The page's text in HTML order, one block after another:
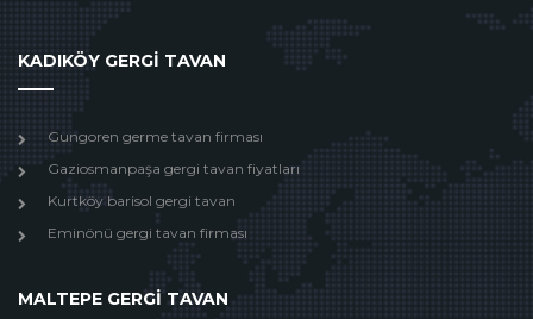
KADIKÖY GERGİ TAVAN
Gungoren germe tavan firması
Gaziosmanpaşa gergi tavan fiyatları
Kurtköy barisol gergi tavan
Eminönü gergi tavan firması
MALTEPE GERGİ TAVAN